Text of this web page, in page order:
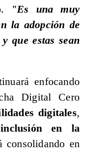
"Es una muy
la adopción de
que estas sean
enfocando
Digital Cero
digitales,
inclusión en la
consolidando en